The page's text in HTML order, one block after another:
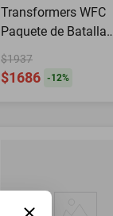
Transformers WFC
Paquete de Batalla
Voyager Skywarp
$1937
$1686 -12%